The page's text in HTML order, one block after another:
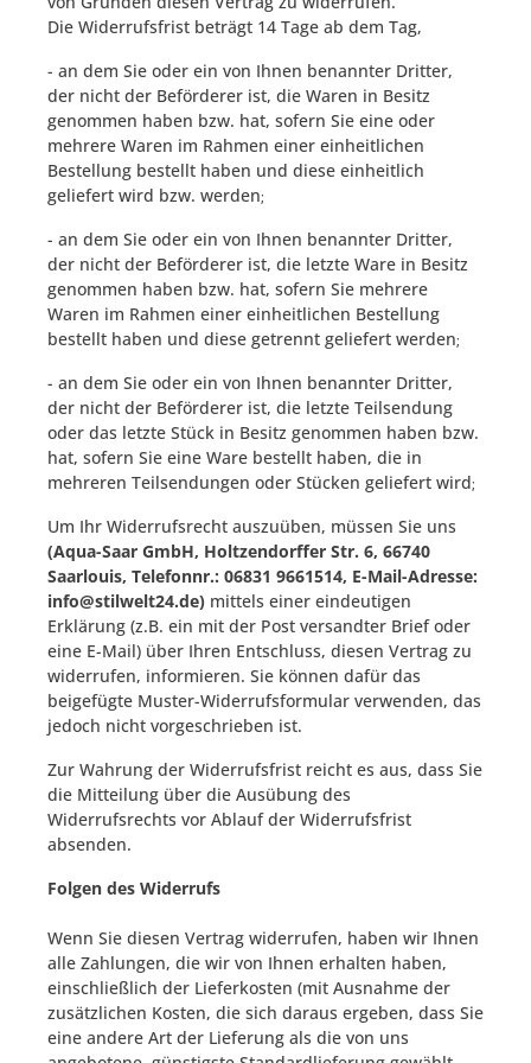
Die Widerrufsfrist beträgt 14 Tage ab dem Tag,
- an dem Sie oder ein von Ihnen benannter Dritter,
der nicht der Beförderer ist, die Waren in Besitz
genommen haben bzw. hat, sofern Sie eine oder
mehrere Waren im Rahmen einer einheitlichen
Bestellung bestellt haben und diese einheitlich
geliefert wird bzw. werden;
- an dem Sie oder ein von Ihnen benannter Dritter,
der nicht der Beförderer ist, die letzte Ware in Besitz
genommen haben bzw. hat, sofern Sie mehrere
Waren im Rahmen einer einheitlichen Bestellung
bestellt haben und diese getrennt geliefert werden;
- an dem Sie oder ein von Ihnen benannter Dritter,
der nicht der Beförderer ist, die letzte Teilsendung
oder das letzte Stück in Besitz genommen haben bzw.
hat, sofern Sie eine Ware bestellt haben, die in
mehreren Teilsendungen oder Stücken geliefert wird;
Um Ihr Widerrufsrecht auszuüben, müssen Sie uns
(Aqua-Saar GmbH, Holtzendorffer Str. 6, 66740
Saarlouis, Telefonnr.: 06831 9661514, E-Mail-Adresse:
info@stilwelt24.de) mittels einer eindeutigen
Erklärung (z.B. ein mit der Post versandter Brief oder
eine E-Mail) über Ihren Entschluss, diesen Vertrag zu
widerrufen, informieren. Sie können dafür das
beigefügte Muster-Widerrufsformular verwenden, das
jedoch nicht vorgeschrieben ist.
Zur Wahrung der Widerrufsfrist reicht es aus, dass Sie
die Mitteilung über die Ausübung des
Widerrufsrechts vor Ablauf der Widerrufsfrist
absenden.
Folgen des Widerrufs
Wenn Sie diesen Vertrag widerrufen, haben wir Ihnen
alle Zahlungen, die wir von Ihnen erhalten haben,
einschließlich der Lieferkosten (mit Ausnahme der
zusätzlichen Kosten, die sich daraus ergeben, dass Sie
eine andere Art der Lieferung als die von uns